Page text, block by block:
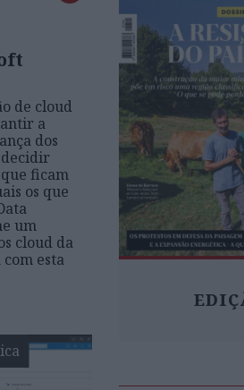
de cloud
a
dos
decidir
ficam
os que
um
cloud da
esta